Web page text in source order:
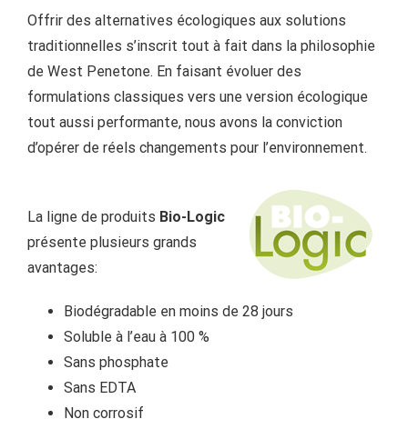
Offrir des alternatives écologiques aux solutions
traditionnelles s’inscrit tout à fait dans la philosophie
de West Penetone. En faisant évoluer des
formulations classiques vers une version écologique
tout aussi performante, nous avons la conviction
d’opérer de réels changements pour l’environnement.
La ligne de produits Bio-Logic
présente plusieurs grands
avantages:
Biodégradable en moins de 28 jours
Soluble à l’eau à 100 %
Sans phosphate
Sans EDTA
Non corrosif